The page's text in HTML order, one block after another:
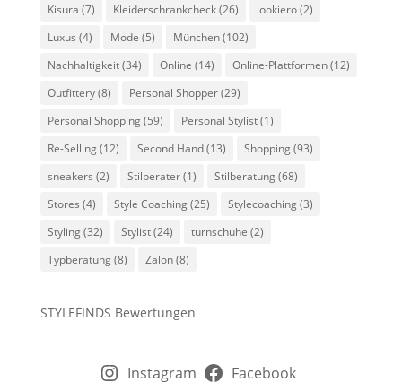
Kisura (7) Kleiderschrankcheck(26) lookiero(2)
Luxus (4) Mode (5) München(102)
Nachhaltigkeit(34) Online (14) Online-Plattformen(12)
Outfittery(8) Personal Shopper(29)
Personal Shopping(59) Personal Stylist(1)
Re-Selling(12) Second Hand(13) Shopping(93)
sneakers (2) Stilberater(1) Stilberatung(68)
Stores (4) Style Coaching(25) Stylecoaching(3)
Styling(32) Stylist(24) turnschuhe (2)
Typberatung(8) Zalon(8)
STYLEFINDS Bewertungen
Instagram Facebook